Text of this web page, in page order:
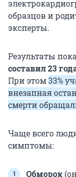
образцов и
эксперты.
Результаты
составил 23
При этом33%
внезапная
смерти
Чаще всего
симптомы:
Обморок